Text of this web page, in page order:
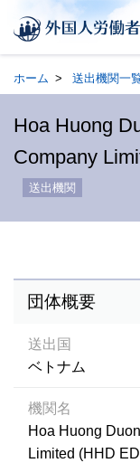
ホーム 送出機関一
Hoa Huong
Company
送出機関
団体概要
送出国
ベトナム
機関名
Hoa Huong
Limited (HHD